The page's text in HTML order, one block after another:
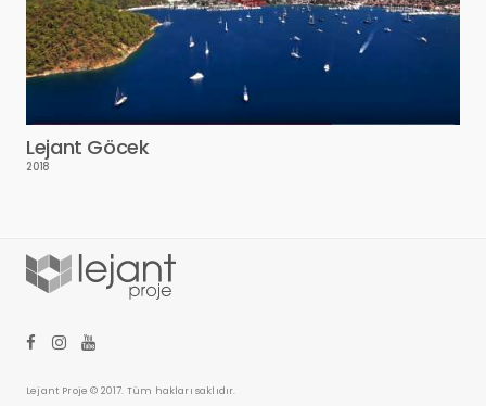
Lejant Göcek
2018
Lejant Proje © 2017. Tüm hakları saklıdır.